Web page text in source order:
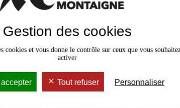
Gestion des cookies
cookies et vous donne le contrôle sur ceux que vous
activer
Tout refuser Personnaliser